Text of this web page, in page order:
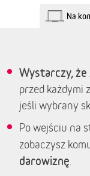
Na
Wystarczy,
przed każdymi
jeśli wybrany
Po wejściu na
zobaczysz
darowiznę